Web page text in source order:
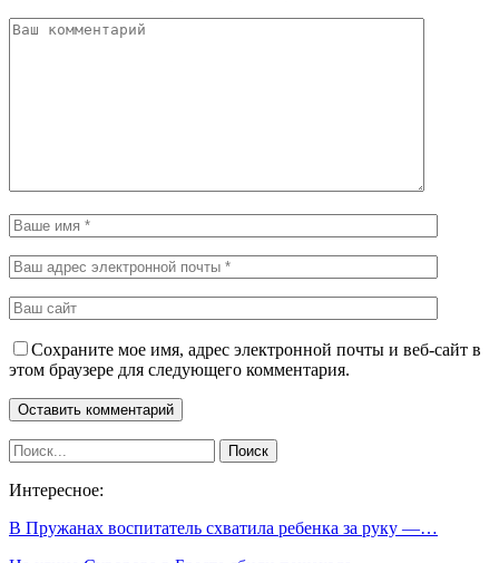
Сохраните мое имя, адрес электронной почты и веб-сайт в
этом браузере для следующего комментария.
Интересное:
В Пружанах воспитатель схватила ребенка за руку —…